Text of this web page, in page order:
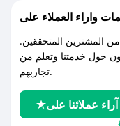
من المشترين المتحققين.
حول خدمتنا وتعلم من
تجاربهم.